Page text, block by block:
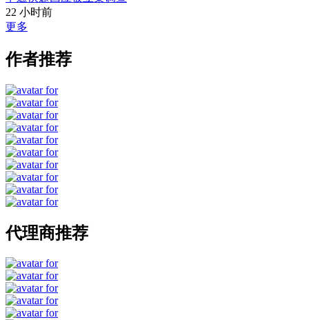
22 小时前
更多
作者推荐
代理商推荐